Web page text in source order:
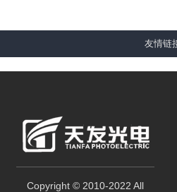
友情链
Copyright © 2010-2022 All